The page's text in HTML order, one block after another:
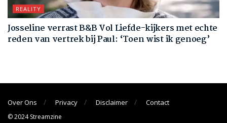
REALITY
Josseline verrast B&B Vol Liefde-kijkers met echte
reden van vertrek bij Paul: ‘Toen wist ik genoeg’
Over Ons Privacy Disclaimer Contact
© 2024 Streamzine